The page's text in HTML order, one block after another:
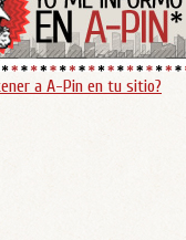
a A-Pin en tu sitio?